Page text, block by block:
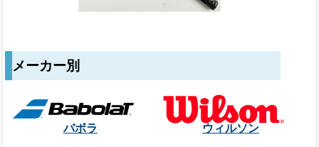
メーカー別
バボラ ウィルソン